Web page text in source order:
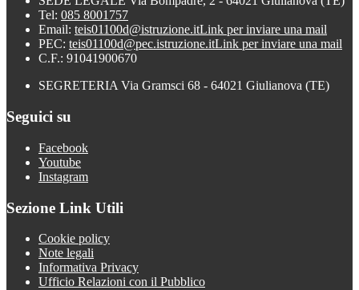
Tel: 085 8001757
Email: teis01100d@istruzione.itLink per inviare una mail
PEC: teis01100d@pec.istruzione.itLink per inviare una mail
C.F.: 91041900670
SEGRETERIA Via Gramsci 68 - 64021 Giulianova (TE)
Seguici su
Facebook
Youtube
Instagram
Sezione Link Utili
Cookie policy
Note legali
Informativa Privacy
Ufficio Relazioni con il Pubblico